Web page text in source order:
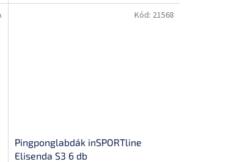
Pingponglabdák inSPORTline
Elisenda S3 6 db
Kód: 21568